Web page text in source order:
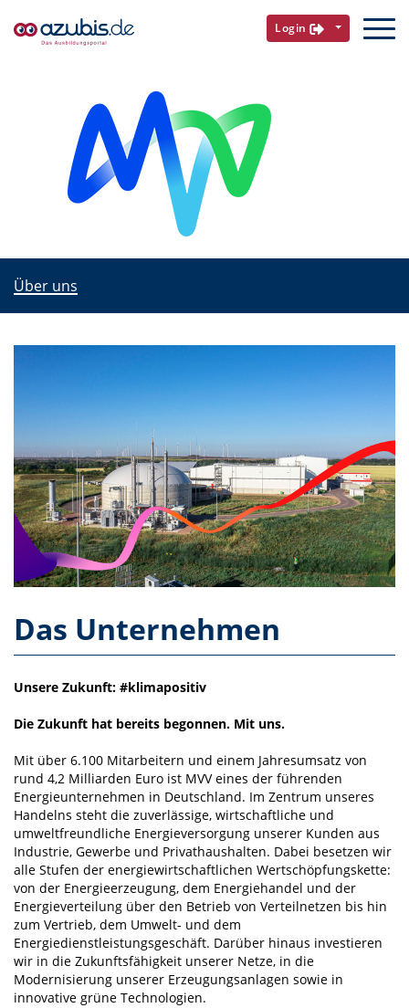
Login
Über uns
Das Unternehmen
Unsere Zukunft: #klimapositiv
Die Zukunft hat bereits begonnen. Mit uns.
Mit über 6.100 Mitarbeitern und einem Jahresumsatz von
rund 4,2 Milliarden Euro ist MVV eines der führenden
Energieunternehmen in Deutschland. Im Zentrum unseres
Handelns steht die zuverlässige, wirtschaftliche und
umweltfreundliche Energieversorgung unserer Kunden aus
Industrie, Gewerbe und Privathaushalten. Dabei besetzen wir
alle Stufen der energiewirtschaftlichen Wertschöpfungskette:
von der Energieerzeugung, dem Energiehandel und der
Energieverteilung über den Betrieb von Verteilnetzen bis hin
zum Vertrieb, dem Umwelt- und dem
Energiedienstleistungsgeschäft. Darüber hinaus investieren
wir in die Zukunftsfähigkeit unserer Netze, in die
Modernisierung unserer Erzeugungsanlagen sowie in
innovative grüne Technologien.